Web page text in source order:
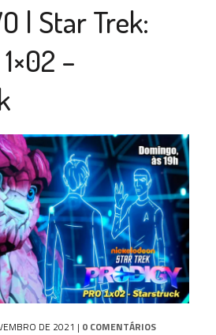
| Star Trek:
–
DE 2021 | 0 COMENTÁRIOS